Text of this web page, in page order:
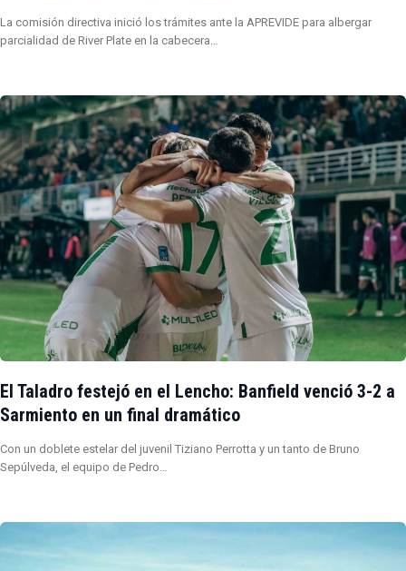
La comisión directiva inició los trámites ante la APREVIDE para albergar
parcialidad de River Plate en la cabecera…
El Taladro festejó en el Lencho: Banfield venció 3-2 a
Sarmiento en un final dramático
Con un doblete estelar del juvenil Tiziano Perrotta y un tanto de Bruno
Sepúlveda, el equipo de Pedro…